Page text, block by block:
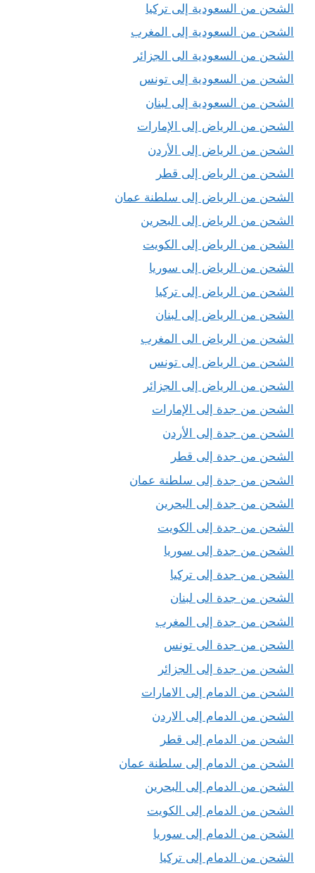
الشحن من السعودية إلى تركيا
الشحن من السعودية إلى المغرب
الشحن من السعودية الى الجزائر
الشحن من السعودية إلى تونس
الشحن من السعودية إلى لبنان
الشحن من الرياض إلى الإمارات
الشحن من الرياض إلى الأردن
الشحن من الرياض إلى قطر
الشحن من الرياض إلى سلطنة عمان
الشحن من الرياض إلى البحرين
الشحن من الرياض إلى الكويت
الشحن من الرياض إلى سوريا
الشحن من الرياض إلى تركيا
الشحن من الرياض إلى لبنان
الشحن من الرياض الى المغرب
الشحن من الرياض إلى تونس
الشحن من الرياض إلى الجزائر
الشحن من جدة إلى الإمارات
الشحن من جدة إلى الأردن
الشحن من جدة إلى قطر
الشحن من جدة إلى سلطنة عمان
الشحن من جدة إلى البحرين
الشحن من جدة إلى الكويت
الشحن من جدة إلى سوريا
الشحن من جدة إلى تركيا
الشحن من جدة الى لبنان
الشحن من جدة إلى المغرب
الشحن من جدة الى تونس
الشحن من جدة إلى الجزائر
الشحن من الدمام إلى الامارات
الشحن من الدمام إلى الاردن
الشحن من الدمام إلى قطر
الشحن من الدمام إلى سلطنة عمان
الشحن من الدمام إلى البحرين
الشحن من الدمام إلى الكويت
الشحن من الدمام إلى سوريا
الشحن من الدمام إلى تركيا